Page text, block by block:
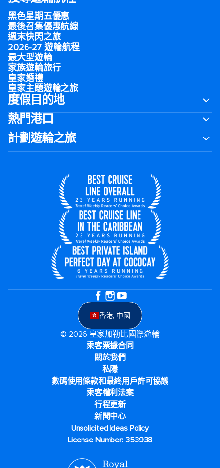
黑色星期五優惠
最後召集優惠航線
週末快閃之旅
2026-27 遊輪航程
最大型遊輪
家族遊輪旅行
皇家婚禮
皇家主題遊輪之旅
度假目的地
熱門港口
計劃遊輪之旅
香港, 中國
© 2026 皇家加勒比國際遊輪
乘客票據合同
關於我們
私隱
數碼使用條款和最終用戶許可協議
乘客權利法案
行程更新
新聞中心
Unsolicited Ideas Policy
License Number: 353938